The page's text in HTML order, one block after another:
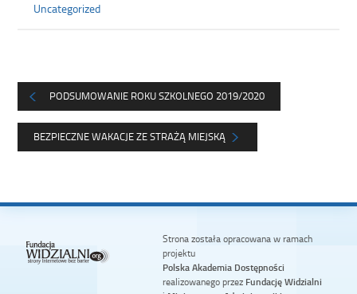
Uncategorized
PODSUMOWANIE ROKU SZKOLNEGO 2019/2020
BEZPIECZNE WAKACJE ZE STRAŻĄ MIEJSKĄ
Strona została opracowana w ramach
projektu
Polska Akademia Dostępności
realizowanego przez Fundację Widzialni